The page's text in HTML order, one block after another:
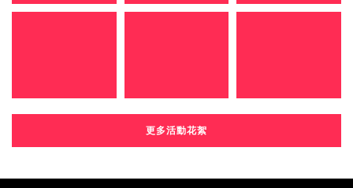
更多活動花絮